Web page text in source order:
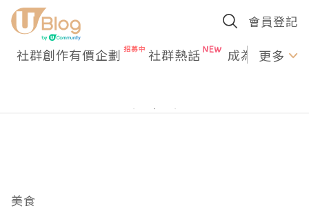
會員登記
社群創作有價企劃 社群熱話 成為U更多
美食